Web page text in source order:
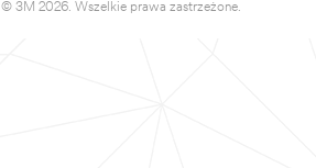
© 3M 2026. Wszelkie prawa zastrzeżone.